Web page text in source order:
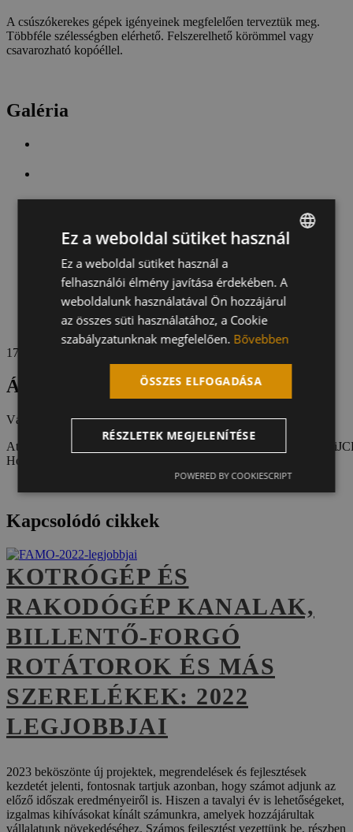
A csúszókerekes gépek igényeinek megfelelően terveztük meg.
Többféle szélességben elérhető. Felszerelhető körömmel vagy
csavarozható kopóéllel.
Galéria
1 7
Árajánlatkérés
Válassza ki munkagépét:
Atlas
Gehl Hyundai
Holland
Kapcsolódó cikkek
KOTRÓGÉP ÉS
RAKODÓGÉP KANALAK,
BILLENTŐ-FORGÓ
ROTÁTOROK ÉS MÁS
SZERELÉKEK: 2022
LEGJOBBJAI
2023 beköszönte új projektek, megrendelések és fejlesztések
kezdetét jelenti, fontosnak tartjuk azonban, hogy számot adjunk az
előző időszak eredményeiről is. Hiszen a tavalyi év is lehetőségeket,
izgalmas kihívásokat kínált számunkra, amelyek hozzájárultak
vállalatunk növekedéséhez. Számos fejlesztést vezettünk be, részben
ENGLISH
GERMAN
Ez a weboldal sütiket használ
Ez a weboldal sütiket használ a
felhasználói élmény javítása érdekében. A
weboldalunk használatával Ön hozzájárul
az összes süti használatához, a Cookie
szabályzatunknak megfelelően. Bővebben
ÖSSZES ELFOGADÁSA
RÉSZLETEK MEGJELENÍTÉSE
POWERED BY COOKIESCRIPT